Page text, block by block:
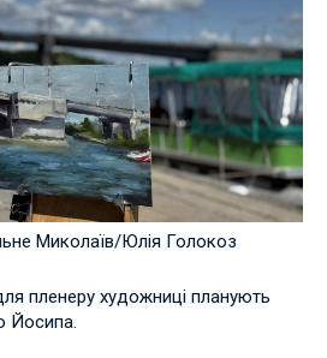
Миколаїв/Юлія Голокоз
пленеру художниці планують
Йосипа.